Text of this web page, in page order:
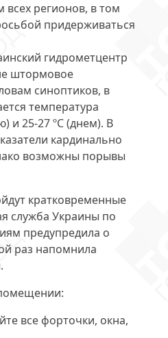
регионов, в том
придерживаться
гидрометцентр
штормовое
синоптиков, в
температура
и 25-27 ºС (днем). В
кардинально
возможны порывы
кратковременные
служба Украины по
предупредила о
раз напомнила
все форточки, окна,